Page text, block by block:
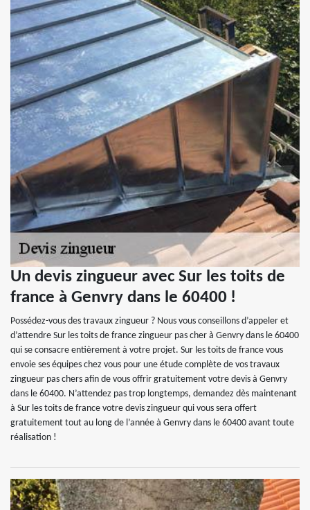
Un devis zingueur avec Sur les toits de
france à Genvry dans le 60400 !
Possédez-vous des travaux zingueur ? Nous vous conseillons d’appeler et
d’attendre Sur les toits de france zingueur pas cher à Genvry dans le 60400
qui se consacre entièrement à votre projet. Sur les toits de france vous
envoie ses équipes chez vous pour une étude complète de vos travaux
zingueur pas chers afin de vous offrir gratuitement votre devis à Genvry
dans le 60400. N’attendez pas trop longtemps, demandez dès maintenant
à Sur les toits de france votre devis zingueur qui vous sera offert
gratuitement tout au long de l’année à Genvry dans le 60400 avant toute
réalisation !